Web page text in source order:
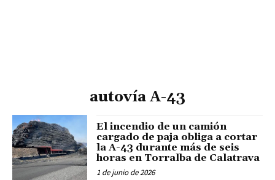
autovía A-43
El incendio de un camión
cargado de paja obliga a cortar
la A-43 durante más de seis
horas en Torralba de Calatrava
1 de junio de 2026